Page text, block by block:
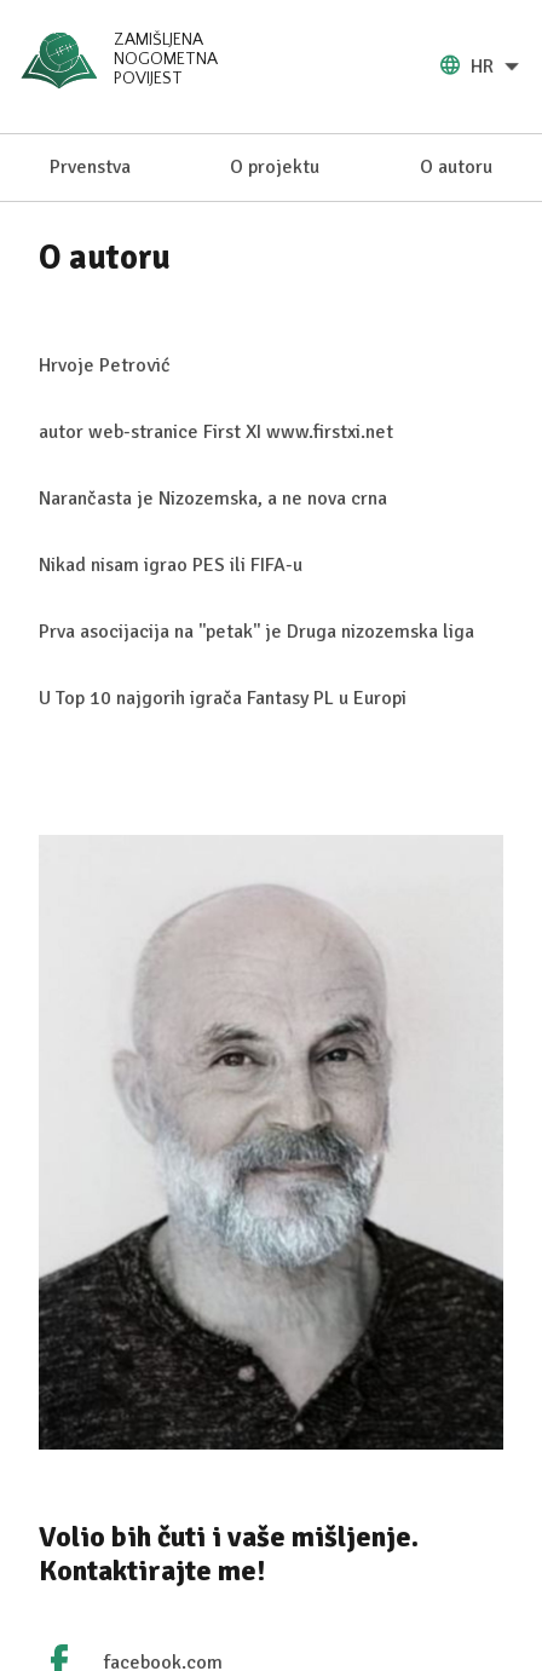
ZAMIŠLJENA
NOGOMETNA
POVIJEST
HR
Prvenstva O projektu O autoru
O autoru
Hrvoje Petrović
autor web-stranice First XI www.firstxi.net
Narančasta je Nizozemska, a ne nova crna
Nikad nisam igrao PES ili FIFA-u
Prva asocijacija na ''petak'' je Druga nizozemska liga
U Top 10 najgorih igrača Fantasy PL u Europi
Volio bih čuti i vaše mišljenje.
Kontaktirajte me!
facebook.com